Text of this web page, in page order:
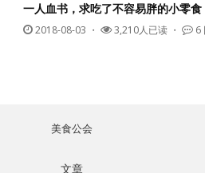
一人血书，求吃了不容易胖的小零食
2018-08-03 ・ 3,210人已读 ・ 6
美食公会
文章